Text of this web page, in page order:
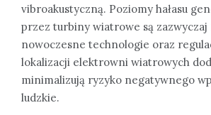
vibroakustyczną. Poziomy hałasu
przez turbiny wiatrowe są zazwyczaj
nowoczesne technologie oraz
lokalizacji elektrowni wiatrowych
minimalizują ryzyko negatywnego
ludzkie.